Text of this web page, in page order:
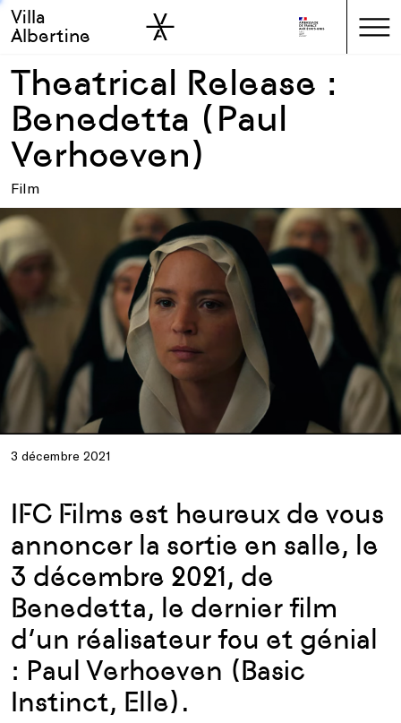
Skip to main
Skip to sidebar
Villa
Albertine
Theatrical Release :
Benedetta (Paul
Verhoeven)
Film
3 décembre 2021
IFC Films est heureux de vous
annoncer la sortie en salle, le
3 décembre 2021, de
Benedetta, le dernier film
d’un réalisateur fou et génial
: Paul Verhoeven (Basic
Instinct, Elle).